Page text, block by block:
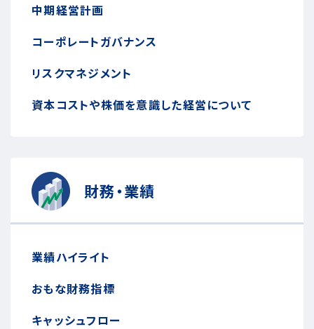
中期経営計画
コーポレートガバナンス
リスクマネジメント
資本コストや株価を意識した経営について
財務・業績
業績ハイライト
おもな財務指標
キャッシュフロー